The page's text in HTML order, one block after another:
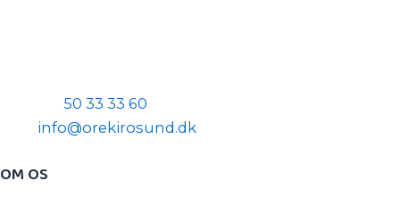
50 33 33 60
info@orekirosund.dk
OM OS